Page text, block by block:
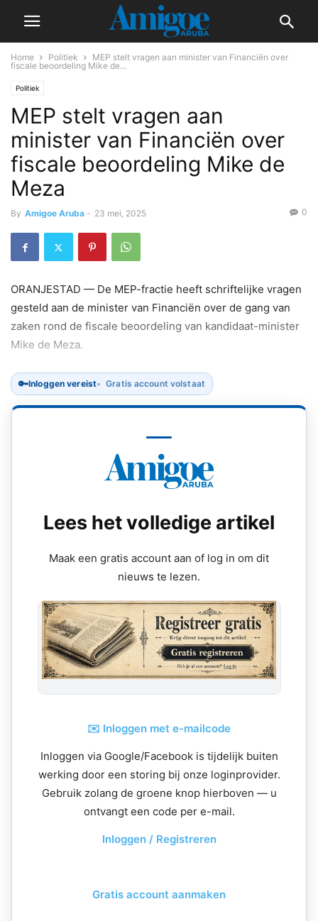
Home Politiek
MEP stelt vragen aan minister van Financiën over
fiscale beoordeling Mike de...
Politiek
MEP stelt vragen aan
minister van Financiën over
fiscale beoordeling Mike de
Meza
By Amigoe Aruba - 23 mei, 2025 0
ORANJESTAD — De MEP-fractie heeft schriftelijke vragen
gesteld aan de minister van Financiën over de gang van
zaken rond de fiscale beoordeling van kandidaat-minister
Mike de Meza.
🔑Inloggen vereist Gratis account volstaat
Lees het volledige artikel
Maak een gratis account aan of log in om dit
nieuws te lezen.
✉️ Inloggen met e-mailcode
Inloggen via Google/Facebook is tijdelijk buiten
werking door een storing bij onze loginprovider.
Gebruik zolang de groene knop hierboven — u
ontvangt een code per e-mail.
Inloggen / Registreren
Gratis account aanmaken